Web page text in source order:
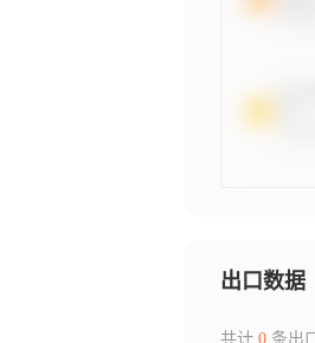
出口数据
共计 0条出